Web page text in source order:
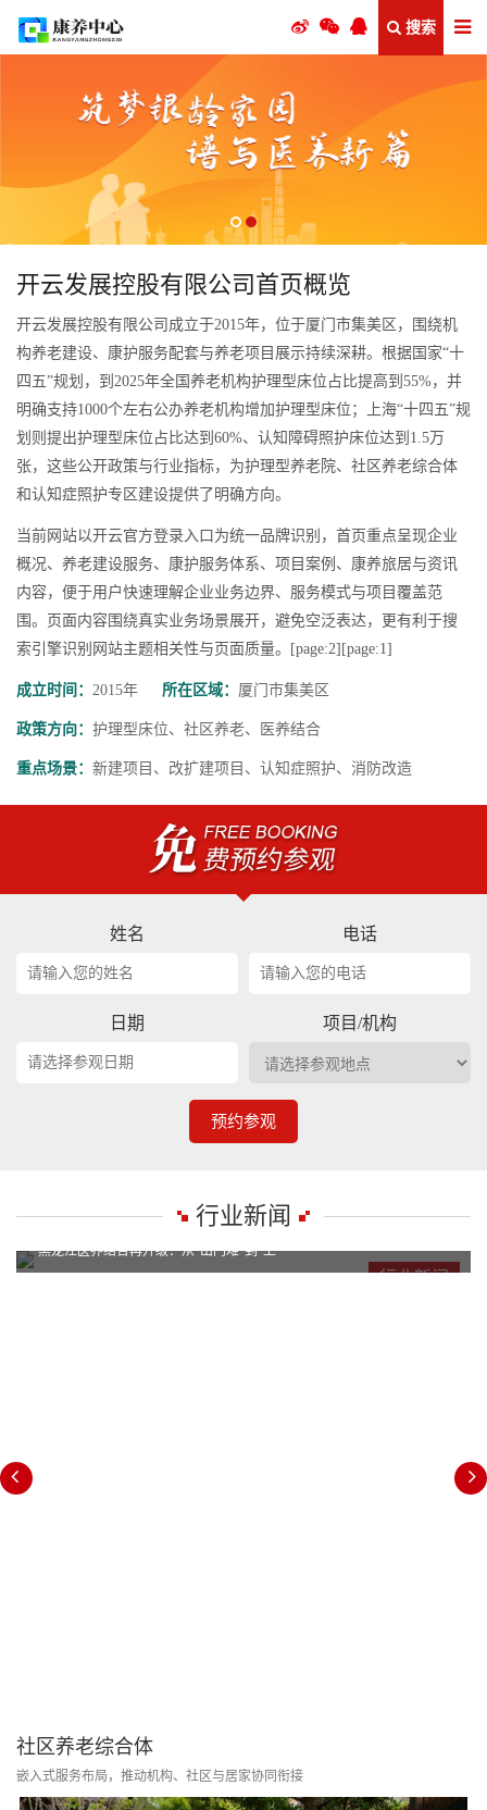
搜索
开云发展控股有限公司首页概览
开云发展控股有限公司成立于2015年，位于厦门市集美区，围绕机
构养老建设、康护服务配套与养老项目展示持续深耕。根据国家“十
四五”规划，到2025年全国养老机构护理型床位占比提高到55%，并
明确支持1000个左右公办养老机构增加护理型床位；上海“十四五”规
划则提出护理型床位占比达到60%、认知障碍照护床位达到1.5万
张，这些公开政策与行业指标，为护理型养老院、社区养老综合体
和认知症照护专区建设提供了明确方向。
当前网站以开云官方登录入口为统一品牌识别，首页重点呈现企业
概况、养老建设服务、康护服务体系、项目案例、康养旅居与资讯
内容，便于用户快速理解企业业务边界、服务模式与项目覆盖范
围。页面内容围绕真实业务场景展开，避免空泛表达，更有利于搜
索引擎识别网站主题相关性与页面质量。[page:2][page:1]
成立时间： 2015年 所在区域： 厦门市集美区
政策方向： 护理型床位、社区养老、医养结合
重点场景： 新建项目、改扩建项目、认知症照护、消防改造
姓名 电话
日期 项目/机构
预约参观
行业新闻
行业新闻
黑龙江医养结合再升级：从“出门难”到“上
黑龙江医养结合再升级：从“出门难”到“上
社区养老综合体
嵌入式服务布局，推动机构、社区与居家协同衔接